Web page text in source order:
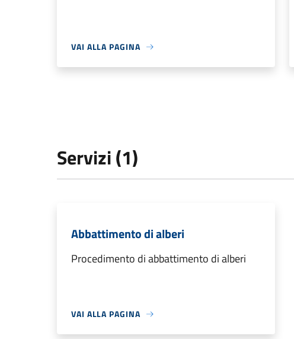
VAI ALLA PAGINA
Servizi (1)
Abbattimento di alberi
Procedimento di abbattimento di alberi
VAI ALLA PAGINA